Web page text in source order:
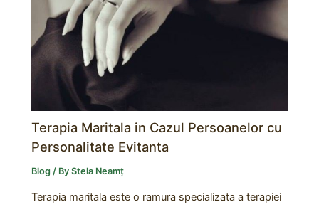
Terapia Maritala in Cazul Persoanelor cu
Personalitate Evitanta
Blog / ByStela Neamț
Terapia maritala este o ramura specializata a terapiei